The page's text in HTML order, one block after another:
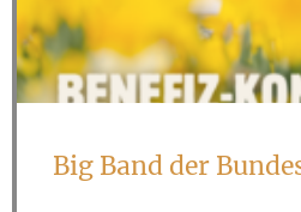
Big Band der